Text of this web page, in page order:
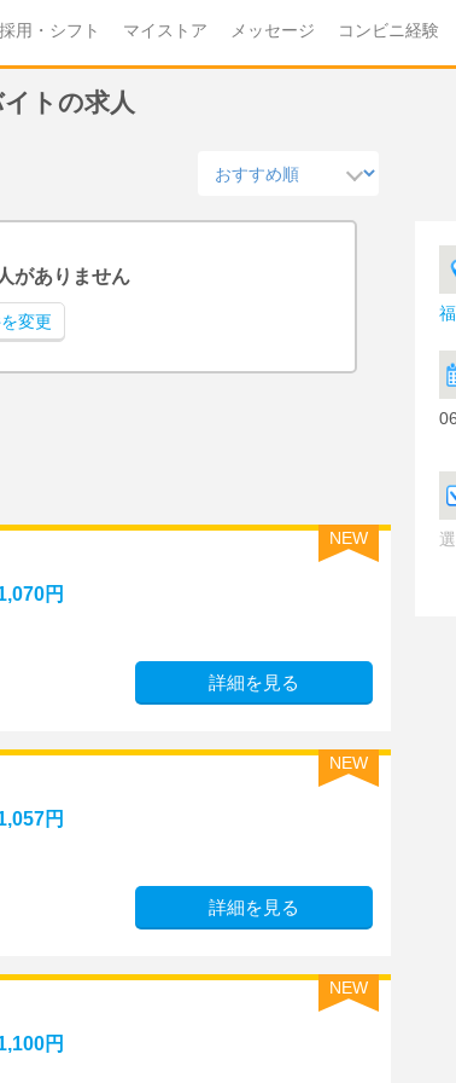
採用・シフト マイストア メッセージ コンビニ経験
トの求人
がありません
変更
NEW
円
詳細を見る
NEW
円
詳細を見る
NEW
円